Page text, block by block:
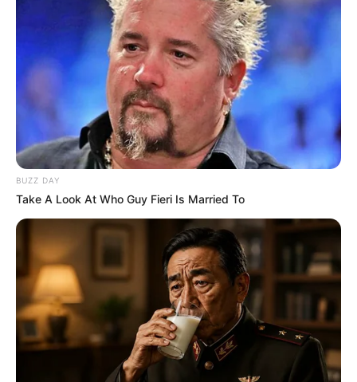
BUZZ DAY
Take A Look At Who Guy Fieri Is Married To